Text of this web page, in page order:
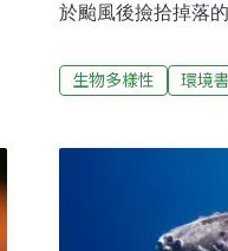
於颱風後撿拾掉落
林樹冠層的研究量
不過相較於其它在
太空，還有許多未
過70公尺高的巨木
洋沿岸「Pacific
林、巴西亞馬遜雨
生物多樣性 環境